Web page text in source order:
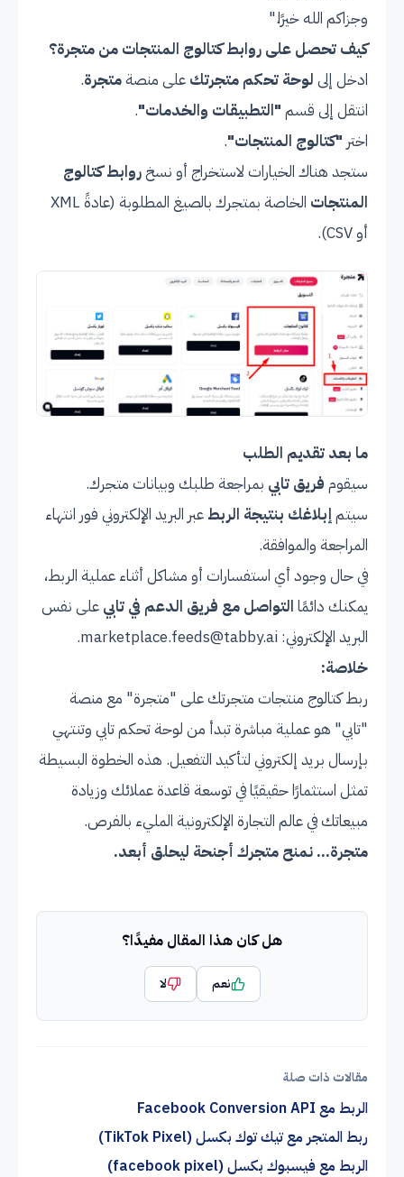
وجزاكم الله خيرًا."
كيف تحصل على روابط كتالوج المنتجات من متجرة؟
ادخل إلى لوحة تحكم متجرتك على منصةمتجرة.
انتقل إلى قسم "التطبيقات والخدمات".
اختر "كتالوج المنتجات".
ستجد هناك الخيارات لاستخراج أو نسخروابط كتالوج
المنتجات
الخاصة بمتجرك بالصيغ المطلوبة (عادةً XML
أو CSV).
ما بعد تقديم الطلب
سيقوم فريق تابي بمراجعة طلبك وبيانات متجرك.
سيتم إبلاغك بنتيجة الربط عبر البريد الإلكتروني فور انتهاء
المراجعة والموافقة.
في حال وجود أي استفسارات أو مشاكل أثناء عملية الربط،
يمكنك دائمًا التواصل مع فريق الدعم في تابي على نفس
البريد الإلكتروني:
.
خلاصة:
ربط كتالوج منتجات متجرتك على "متجرة" مع منصة
"تابي" هو عملية مباشرة تبدأ من لوحة تحكم تابي وتنتهي
بإرسال بريد إلكتروني لتأكيد التفعيل. هذه الخطوة البسيطة
تمثل استثمارًا حقيقيًا في توسعة قاعدة عملائك وزيادة
مبيعاتك في عالم التجارة الإلكترونية المليء بالفرص.
متجرة... نمنح متجرك أجنحة ليحلق أبعد.
هل كان هذا المقال مفيدًا؟
نعم لا
مقالات ذات صلة
الربط مع Facebook Conversion API
ربط المتجر مع تيك توك بكسل (TikTok Pixel)
الربط مع فيسبوك بكسل (facebook pixel)